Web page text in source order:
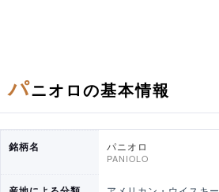
パニオロの基本情報
銘柄名 パニオロ
PANIOLO